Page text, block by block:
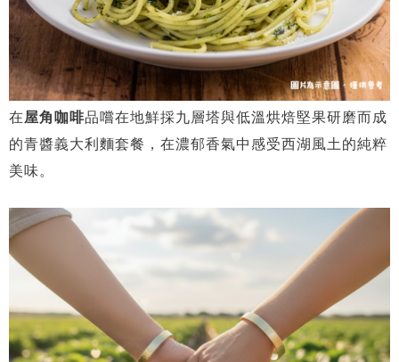
在屋角咖啡品嚐在地鮮採九層塔與低溫烘焙堅果研磨而成
的青醬義大利麵套餐，在濃郁香氣中感受西湖風土的純粹
美味。